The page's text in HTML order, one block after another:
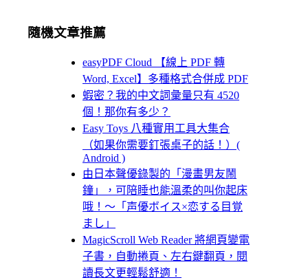
隨機文章推薦
easyPDF Cloud 【線上 PDF 轉
Word, Excel】多種格式合併成 PDF
蝦密？我的中文詞彙量只有 4520
個！那你有多少？
Easy Toys 八種實用工具大集合
（如果你需要釘張桌子的話！）(
Android )
由日本聲優錄製的「漫畫男友鬧
鐘」，可陪睡也能溫柔的叫你起床
哦！～「声優ボイス×恋する目覚
まし」
MagicScroll Web Reader 將網頁變電
子書，自動捲頁、左右鍵翻頁，閱
讀長文更輕鬆舒適！